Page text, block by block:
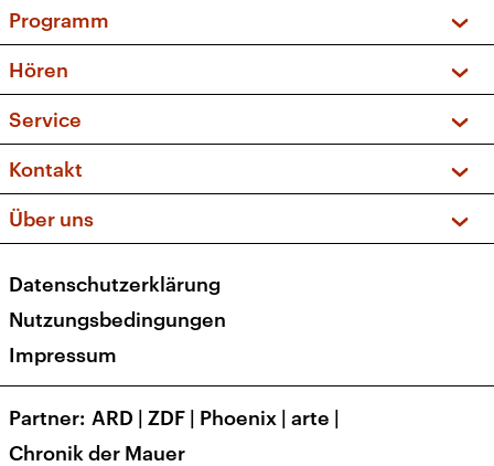
Programm
Sendungen und Podcasts
Musikliste
Kakadu – Das Kinderprogramm
Hören
Frequenzen (UKW + DAB+)
Service
FAQ
Apps
Newsletter
Veranstaltungen
Kontakt
Social Media
Über uns
Presse
Karriere
Transparenz
Datenschutzerklärung
Nutzungsbedingungen
Impressum
Partner ARD | ZDF | Phoenix | arte |
Chronik der Mauer